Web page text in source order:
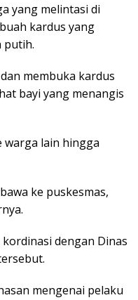
yang melintasi di
kardus yang
putih.
membuka kardus
bayi yang menangis
lain hingga
ke puskesmas,
dengan Dinas
mengenai pelaku